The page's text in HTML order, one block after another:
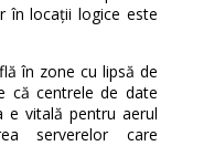
în locații logice este
în zone cu lipsă de
că centrele de date
e vitală pentru aerul
serverelor care